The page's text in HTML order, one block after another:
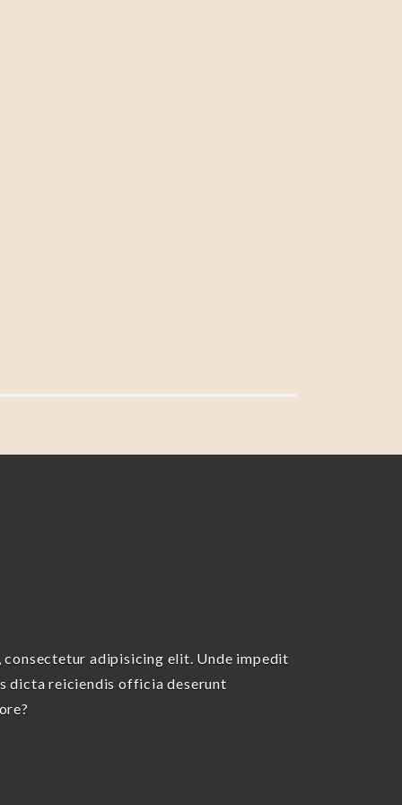
consectetur adipisicing elit. Unde impedit
dicta reiciendis officia deserunt